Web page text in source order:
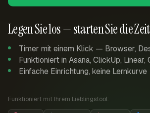
Legen Sie los — starten Sie die
Timer mit einem Klick — Browser,
Funktioniert in Asana, ClickUp, Linear,
Einfache Einrichtung, keine Lernkurve
Funktioniert mit Ihrem Lieblingstool: